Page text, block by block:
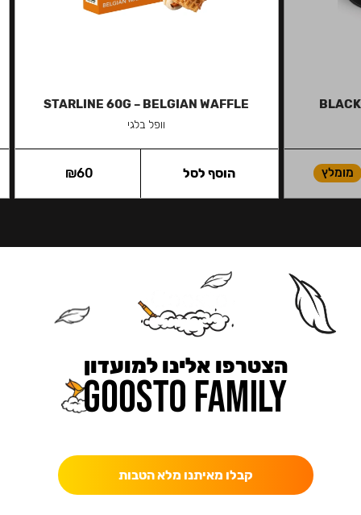
מומלץ
STARLINE 60G – BELGIAN WAFFLE
וופל בלגי
₪60 הוסף לסל
הצטרפו אלינו למועדון
קבלו מאיתנו מלא הטבות